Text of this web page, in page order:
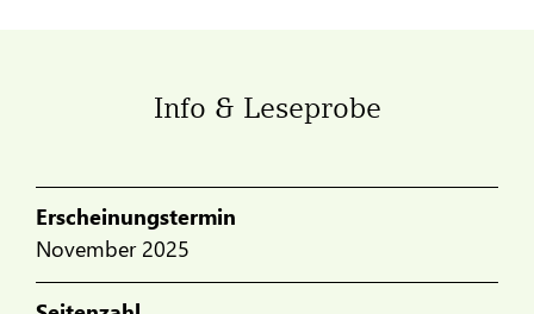
Info & Leseprobe
Erscheinungstermin
November 2025